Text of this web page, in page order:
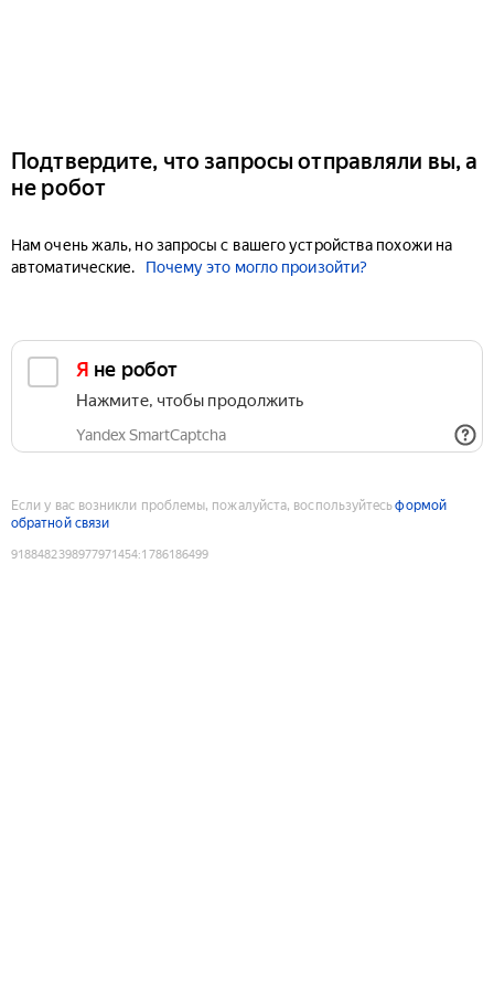
Подтвердите, что запросы отправляли вы, а
не робот
Нам очень жаль, но запросы с вашего устройства похожи на
автоматические.
Почему это могло произойти?
Я не робот
Нажмите, чтобы продолжить
Yandex SmartCaptcha
Если у вас возникли проблемы, пожалуйста, воспользуйтесьформой
обратной связи
9188482398977971454:1786186499